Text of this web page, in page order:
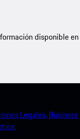
disponible en
Legales. Business